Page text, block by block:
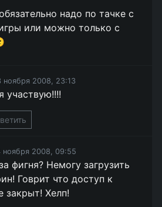
надо по тачке с
или можно только с
ноября 2008, 23:13
участвую!!!!
ноября 2008, 09:55
фигня? Немогу загрузить
Говрит что доступ к
закрыт! Хелп!